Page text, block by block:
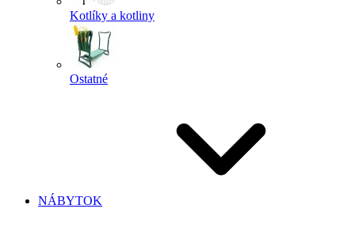
Kotlíky a kotliny
Ostatné
NÁBYTOK